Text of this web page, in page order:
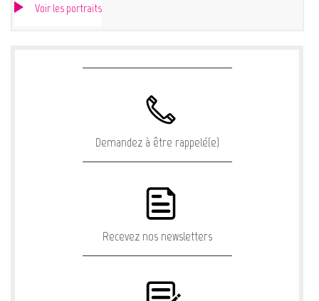
Voir les portraits
Demandez à être rappelé(e)
Recevez nos newsletters